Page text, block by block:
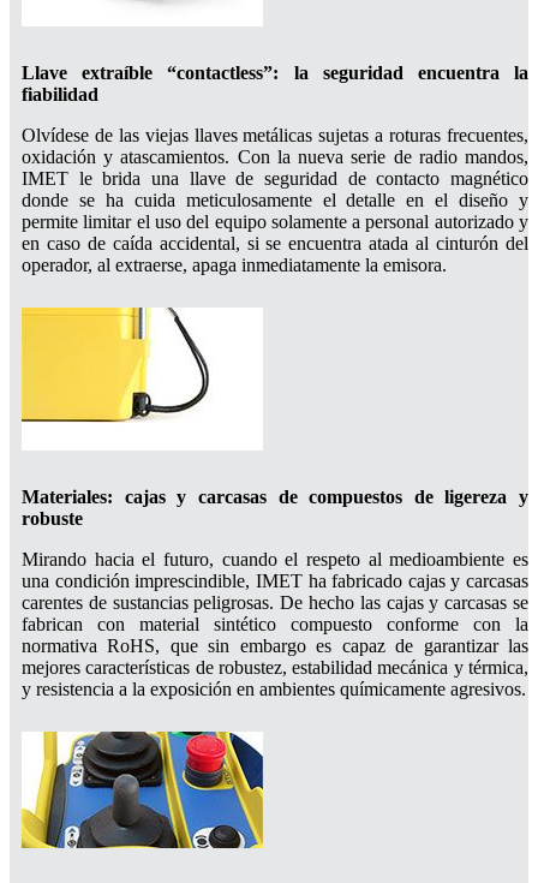
Llave extraíble “contactless”: la seguridad encuentra la
fiabilidad
Olvídese de las viejas llaves metálicas sujetas a roturas frecuentes,
oxidación y atascamientos. Con la nueva serie de radio mandos,
IMET le brida una llave de seguridad de contacto magnético
donde se ha cuida meticulosamente el detalle en el diseño y
permite limitar el uso del equipo solamente a personal autorizado y
en caso de caída accidental, si se encuentra atada al cinturón del
operador, al extraerse, apaga inmediatamente la emisora.
Materiales: cajas y carcasas de compuestos de ligereza y
robuste
Mirando hacia el futuro, cuando el respeto al medioambiente es
una condición imprescindible, IMET ha fabricado cajas y carcasas
carentes de sustancias peligrosas. De hecho las cajas y carcasas se
fabrican con material sintético compuesto conforme con la
normativa RoHS, que sin embargo es capaz de garantizar las
mejores características de robustez, estabilidad mecánica y térmica,
y resistencia a la exposición en ambientes químicamente agresivos.